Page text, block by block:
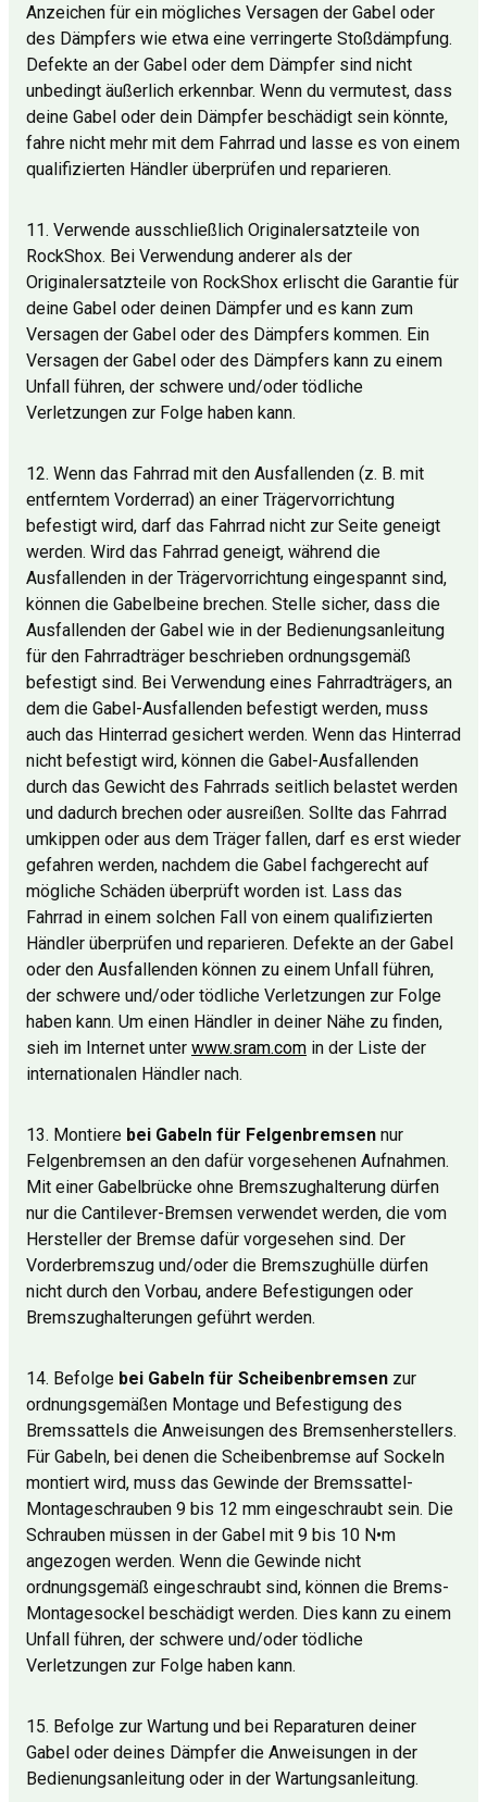
Anzeichen für ein mögliches Versagen der Gabel oder
des Dämpfers wie etwa eine verringerte Stoßdämpfung.
Defekte an der Gabel oder dem Dämpfer sind nicht
unbedingt äußerlich erkennbar. Wenn du vermutest, dass
deine Gabel oder dein Dämpfer beschädigt sein könnte,
fahre nicht mehr mit dem Fahrrad und lasse es von einem
qualifizierten Händler überprüfen und reparieren.
11. Verwende ausschließlich Originalersatzteile von
RockShox. Bei Verwendung anderer als der
Originalersatzteile von RockShox erlischt die Garantie für
deine Gabel oder deinen Dämpfer und es kann zum
Versagen der Gabel oder des Dämpfers kommen. Ein
Versagen der Gabel oder des Dämpfers kann zu einem
Unfall führen, der schwere und/oder tödliche
Verletzungen zur Folge haben kann.
12. Wenn das Fahrrad mit den Ausfallenden (z. B. mit
entferntem Vorderrad) an einer Trägervorrichtung
befestigt wird, darf das Fahrrad nicht zur Seite geneigt
werden. Wird das Fahrrad geneigt, während die
Ausfallenden in der Trägervorrichtung eingespannt sind,
können die Gabelbeine brechen. Stelle sicher, dass die
Ausfallenden der Gabel wie in der Bedienungsanleitung
für den Fahrradträger beschrieben ordnungsgemäß
befestigt sind. Bei Verwendung eines Fahrradträgers, an
dem die Gabel-Ausfallenden befestigt werden, muss
auch das Hinterrad gesichert werden. Wenn das Hinterrad
nicht befestigt wird, können die Gabel-Ausfallenden
durch das Gewicht des Fahrrads seitlich belastet werden
und dadurch brechen oder ausreißen. Sollte das Fahrrad
umkippen oder aus dem Träger fallen, darf es erst wieder
gefahren werden, nachdem die Gabel fachgerecht auf
mögliche Schäden überprüft worden ist. Lass das
Fahrrad in einem solchen Fall von einem qualifizierten
Händler überprüfen und reparieren. Defekte an der Gabel
oder den Ausfallenden können zu einem Unfall führen,
der schwere und/oder tödliche Verletzungen zur Folge
haben kann. Um einen Händler in deiner Nähe zu finden,
sieh im Internet unter www.sram.com in der Liste der
internationalen Händler nach.
13. Montiere bei Gabeln für Felgenbremsen nur
Felgenbremsen an den dafür vorgesehenen Aufnahmen.
Mit einer Gabelbrücke ohne Bremszughalterung dürfen
nur die Cantilever-Bremsen verwendet werden, die vom
Hersteller der Bremse dafür vorgesehen sind. Der
Vorderbremszug und/oder die Bremszughülle dürfen
nicht durch den Vorbau, andere Befestigungen oder
Bremszughalterungen geführt werden.
14. Befolge bei Gabeln für Scheibenbremsen zur
ordnungsgemäßen Montage und Befestigung des
Bremssattels die Anweisungen des Bremsenherstellers.
Für Gabeln, bei denen die Scheibenbremse auf Sockeln
montiert wird, muss das Gewinde der Bremssattel-
Montageschrauben 9 bis 12 mm eingeschraubt sein. Die
Schrauben müssen in der Gabel mit 9 bis 10 N•m
angezogen werden. Wenn die Gewinde nicht
ordnungsgemäß eingeschraubt sind, können die Brems-
Montagesockel beschädigt werden. Dies kann zu einem
Unfall führen, der schwere und/oder tödliche
Verletzungen zur Folge haben kann.
15. Befolge zur Wartung und bei Reparaturen deiner
Gabel oder deines Dämpfer die Anweisungen in der
Bedienungsanleitung oder in der Wartungsanleitung.